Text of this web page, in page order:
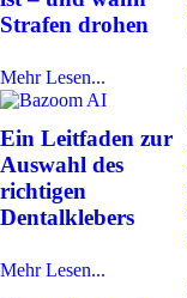
Strafen drohen
Mehr Lesen...
Ein Leitfaden zur
Auswahl des
richtigen
Dentalklebers
Mehr Lesen...